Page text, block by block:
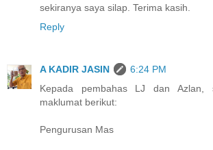
sekiranya saya silap. Terima kasih.
Reply
A KADIR JASIN
6:24 PM
Kepada pembahas LJ dan Azlan,
maklumat berikut:
Pengurusan Mas